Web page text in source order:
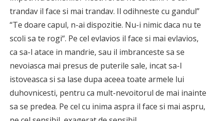
trandav il face si mai trandav. Il odihneste cu gandul”
“Te doare capul, n-ai dispozitie. Nu-i nimic daca nu te
scoli sa te rogi“. Pe cel evlavios il face si mai evlavios,
ca sa-l atace in mandrie, sau il imbranceste sa se
nevoiasca mai presus de puterile sale, incat sa-l
istoveasca si sa lase dupa aceea toate armele lui
duhovnicesti, pentru ca mult-nevoitorul de mai inainte
sa se predea. Pe cel cu inima aspra il face si mai aspru,